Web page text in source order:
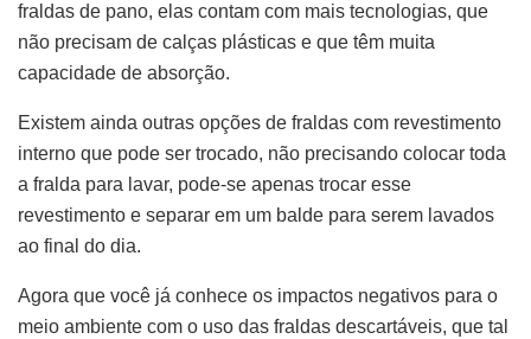
fraldas de pano, elas contam com mais tecnologias, que
não precisam de calças plásticas e que têm muita
capacidade de absorção.
Existem ainda outras opções de fraldas com revestimento
interno que pode ser trocado, não precisando colocar toda
a fralda para lavar, pode-se apenas trocar esse
revestimento e separar em um balde para serem lavados
ao final do dia.
Agora que você já conhece os impactos negativos para o
meio ambiente com o uso das fraldas descartáveis, que tal